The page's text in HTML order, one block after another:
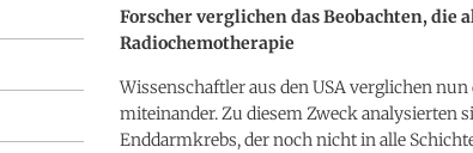
Forscher verglichen das Beobachten, die
Radiochemotherapie
Wissenschaftler aus den USA verglichen
miteinander. Zu diesem Zweck analysierten
Enddarmkrebs, der noch nicht in alle